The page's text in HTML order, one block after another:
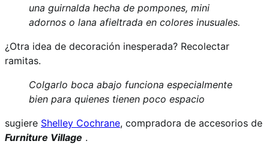
una guirnalda hecha de pompones, mini
adornos o lana afieltrada en colores inusuales.
¿Otra idea de decoración inesperada? Recolectar
ramitas.
Colgarlo boca abajo funciona especialmente
bien para quienes tienen poco espacio
sugiere Shelley Cochrane, compradora de accesorios de
Furniture Village .